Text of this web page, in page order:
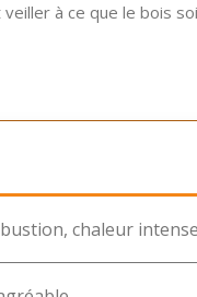
à ce que le bois
chaleur intense